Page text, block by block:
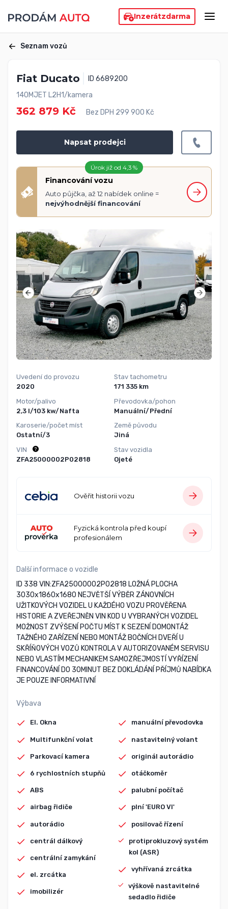
Inzerátzdarma
Seznam vozů
Fiat Ducato
ID 6689200
140MJET L2H1/kamera
362 879 Kč Bez DPH 299 900 Kč
Napsat prodejci
Úrok již od 4,3 %
Financování vozu
Auto půjčka, až 12 nabídek online =
nejvýhodnější financování
Uvedení do provozu
2020
Motor/palivo
2,3 l/103 kw/Nafta
Karoserie/počet míst
Ostatní/3
Stav tachometru
171 335 km
Převodovka/pohon
Manuální/Přední
Země původu
Jiná
VIN
ZFA25000002P02818
Stav vozidla
Ojeté
Ověřit historii vozu
Fyzická kontrola před koupí
profesionálem
Další informace o vozidle
ID 338 VIN:ZFA25000002P02818 LOŽNÁ PLOCHA
3030x1860x1680 NEJVĚTŠÍ VÝBĚR ZÁNOVNÍCH
UŽITKOVÝCH VOZIDEL U KAŽDÉHO VOZU PROVĚŘENA
HISTORIE A ZVEŘEJNĚN VIN KOD U VYBRANÝCH VOZIDEL
MOŽNOST ZVÝŠENÍ POČTU MÍST K SEZENÍ DOMONTÁŽ
TAŽNÉHO ZAŘÍZENÍ NEBO MONTÁŽ BOČNÍCH DVEŘÍ U
SKŘÍŇOVÝCH VOZŮ KONTROLA V AUTORIZOVANÉM SERVISU
NEBO VLASTÍM MECHANIKEM SAMOZŘEJMOSTÍ VYŘÍZENÍ
FINANCOVÁNÍ DO 30MINUT BEZ DOKLÁDÁNÍ PŘÍJMŮ NABÍDKA
JE POUZE INFORMATIVNÍ
Výbava
El. Okna
Multifunkční volat
Parkovací kamera
6 rychlostních stupňů
ABS
airbag řidiče
autorádio
centrál dálkový
centrální zamykání
el. zrcátka
imobilizér
manuální převodovka
nastavitelný volant
originál autorádio
otáčkoměr
palubní počítač
plní 'EURO VI'
posilovač řízení
protiprokluzový systém
kol (ASR)
vyhřívaná zrcátka
výškově nastavitelné
sedadlo řidiče